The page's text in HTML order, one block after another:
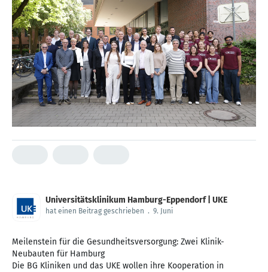
Universitätsklinikum Hamburg-Eppendorf | UKE
hat einen Beitrag geschrieben . 9. Juni
Meilenstein für die Gesundheitsversorgung: Zwei Klinik-
Neubauten für Hamburg
Die BG Kliniken und das UKE wollen ihre Kooperation in